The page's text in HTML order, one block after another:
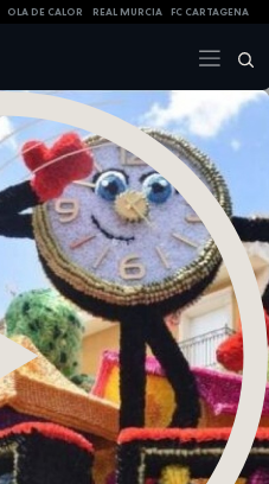
OLA DE CALOR REAL MURCIA FC CARTAGENA